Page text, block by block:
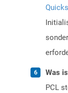
Was
PCL